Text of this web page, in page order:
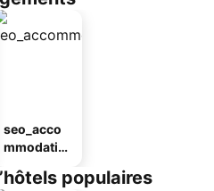
seo_acco
mmodatio
ousel_ryo populaires